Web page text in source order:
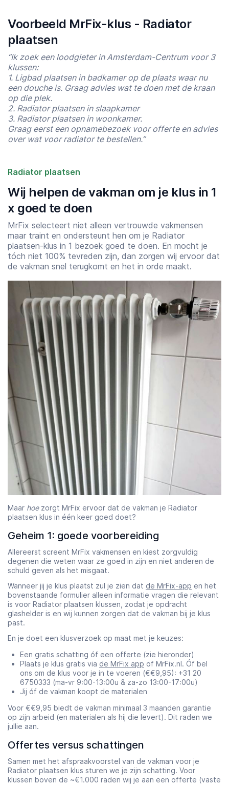
Voorbeeld MrFix-klus - Radiator
plaatsen
“Ik zoek een loodgieter in Amsterdam-Centrum voor 3
klussen:
1. Ligbad plaatsen in badkamer op de plaats waar nu
een douche is. Graag advies wat te doen met de kraan
op die plek.
2. Radiator plaatsen in slaapkamer
3. Radiator plaatsen in woonkamer.
Graag eerst een opnamebezoek voor offerte en advies
over wat voor radiator te bestellen.”
Radiator plaatsen
Wij helpen de vakman om je klus in 1
x goed te doen
MrFix selecteert niet alleen vertrouwde vakmensen
maar traint en ondersteunt hen om je Radiator
plaatsen-klus in 1 bezoek goed te doen. En mocht je
tóch niet 100% tevreden zijn, dan zorgen wij ervoor dat
de vakman snel terugkomt en het in orde maakt.
Maar hoezorgt MrFix ervoor dat de vakman je Radiator
plaatsen klus in één keer goed doet?
Geheim 1: goede voorbereiding
Allereerst screent MrFix vakmensen en kiest zorgvuldig
degenen die weten waar ze goed in zijn en niet anderen de
schuld geven als het misgaat.
Wanneer jij je klus plaatst zul je zien dat de MrFix-app en het
bovenstaande formulier alleen informatie vragen die relevant
is voor Radiator plaatsen klussen, zodat je opdracht
glashelder is en wij kunnen zorgen dat de vakman bij je klus
past.
En je doet een klusverzoek op maat met je keuzes:
Een gratis schatting óf een offerte (zie hieronder)
Plaats je klus gratis via de MrFix app of MrFix.nl. Óf bel
ons om de klus voor je in te voeren (€€9,95): +31 20
6750333 (ma-vr 9:00-13:00u & za-zo 13:00-17:00u)
Jij óf de vakman koopt de materialen
Voor €€9,95 biedt de vakman minimaal 3 maanden garantie
op zijn arbeid (en materialen als hij die levert). Dit raden we
jullie aan.
Offertes versus schattingen
Samen met het afspraakvoorstel van de vakman voor je
Radiator plaatsen klus sturen we je zijn schatting. Voor
klussen boven de ~€1.000 raden wij je aan een offerte (vaste
Starttijd
07:00
23:00